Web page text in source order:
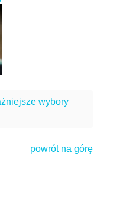
wybory
powrót na górę